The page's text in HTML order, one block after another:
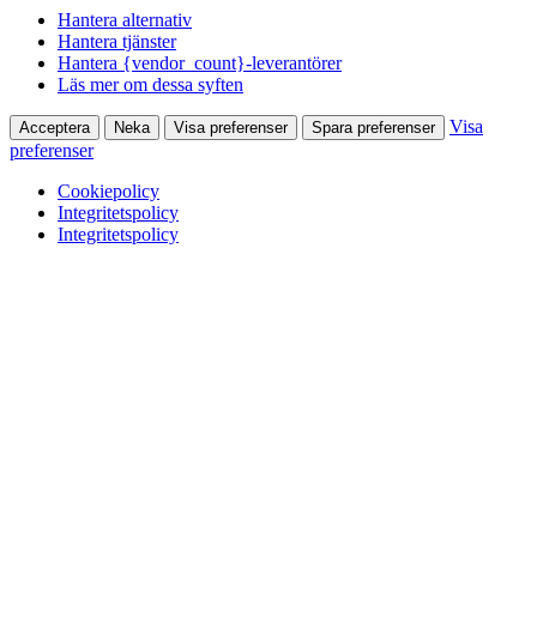
Hantera alternativ
Hantera tjänster
Hantera {vendor_count}-leverantörer
Läs mer om dessa syften
Acceptera Neka Visa preferenser Spara preferenser
Visa
preferenser
Cookiepolicy
Integritetspolicy
Integritetspolicy